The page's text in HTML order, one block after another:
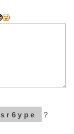
sr6ype ?